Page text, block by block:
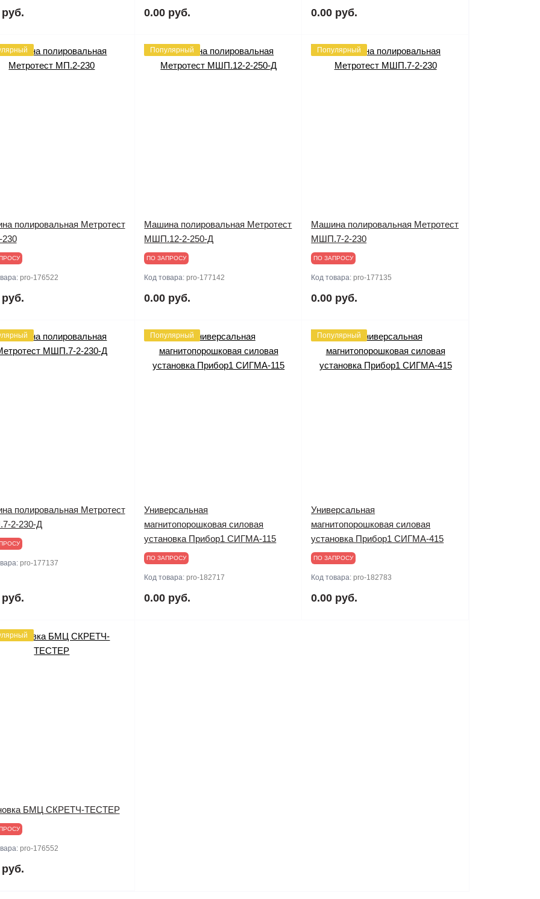
0.00 руб. 0.00 руб.
полировальная Метротест
pro-176522
Популярный
Машина полировальная Метротест
МШП.12-2-250-Д
ПО ЗАПРОСУ
Код товара:pro-177142
0.00 руб.
Популярный
Машина полировальная Метротест
МШП.7-2-230
ПО ЗАПРОСУ
Код товара:pro-177135
0.00 руб.
полировальная Метротест
2-230-Д
pro-177137
Популярный
Универсальная
магнитопорошковая силовая
установка Прибор1 СИГМА-115
ПО ЗАПРОСУ
Код товара:pro-182717
0.00 руб.
Популярный
Универсальная
магнитопорошковая силовая
установка Прибор1 СИГМА-415
ПО ЗАПРОСУ
Код товара:pro-182783
0.00 руб.
БМЦ СКРЕТЧ-ТЕСТЕР
pro-176552